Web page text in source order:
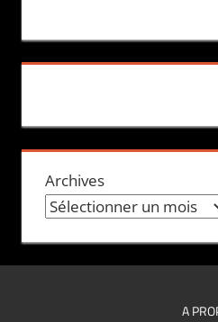
Archives
A